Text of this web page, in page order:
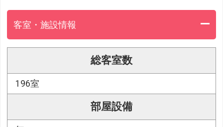
客室・施設情報
総客室数
196室
部屋設備